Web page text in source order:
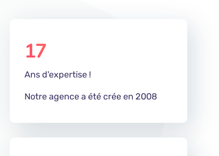
17
Ans d'expertise !
Notre agence a été crée en 2008